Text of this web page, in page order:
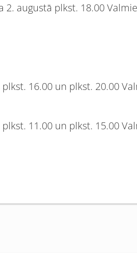
2. augustā plkst. 18.00
16.00 un plkst. 20.00
11.00 un plkst. 15.00